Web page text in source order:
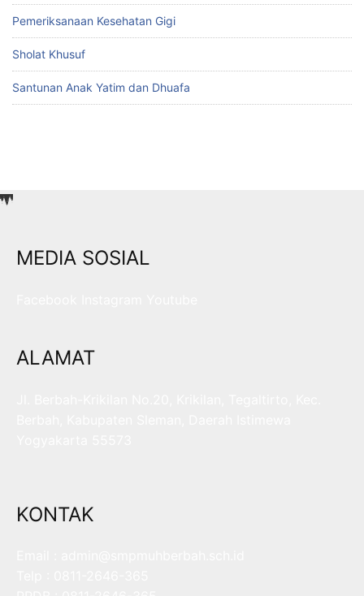
Pemeriksanaan Kesehatan Gigi
Sholat Khusuf
Santunan Anak Yatim dan Dhuafa
MEDIA SOSIAL
ALAMAT
KONTAK